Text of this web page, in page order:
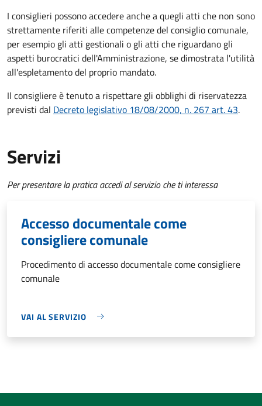
I consiglieri possono accedere anche a quegli atti che non sono
strettamente riferiti alle competenze del consiglio comunale,
per esempio gli atti gestionali o gli atti che riguardano gli
aspetti burocratici dell'Amministrazione, se dimostrata l'utilità
all'espletamento del proprio mandato.
Il consigliere è tenuto a rispettare gli obblighi di riservatezza
previsti dal Decreto legislativo 18/08/2000, n. 267 art. 43.
Servizi
Per presentare la pratica accedi al servizio che ti interessa
Accesso documentale come
consigliere comunale
Procedimento di accesso documentale come consigliere
comunale
VAI AL SERVIZIO